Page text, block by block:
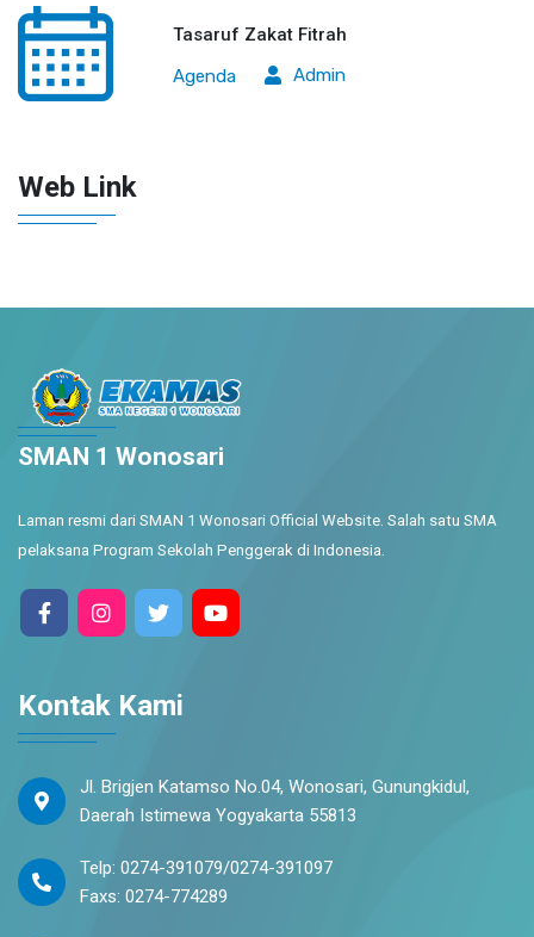
Tasaruf Zakat Fitrah
Agenda
Admin
Web Link
SMAN 1 Wonosari
Laman resmi dari SMAN 1 Wonosari Official Website. Salah satu SMA
pelaksana Program Sekolah Penggerak di Indonesia.
Kontak Kami
Jl. Brigjen Katamso No.04, Wonosari, Gunungkidul,
Daerah Istimewa Yogyakarta 55813
Telp: 0274-391079/0274-391097
Faxs: 0274-774289